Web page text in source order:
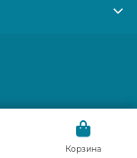
Корзина